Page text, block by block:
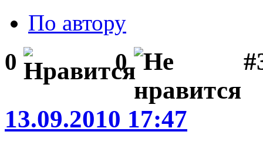
По автору
0 0
13.09.2010 17:47